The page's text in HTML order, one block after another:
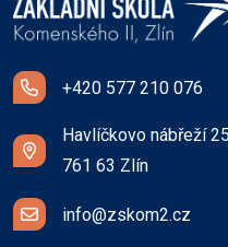
+420 577 210 076
Havlíčkovo nábřeží
761 63 Zlín
info@zskom2.cz